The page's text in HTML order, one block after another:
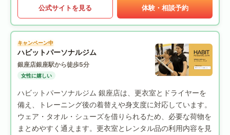
公式サイトを見る 体験・相談予約
キャンペーン中
ハビットパーソナルジム
銀座店銀座駅から徒歩5分
女性に嬉しい
ハビットパーソナルジム 銀座店は、更衣室とドライヤーを
備え、トレーニング後の着替えや身支度に対応しています。
ウェア・タオル・シューズを借りられるため、必要な荷物を
まとめやすく通えます。更衣室とレンタル品の利用内容を見